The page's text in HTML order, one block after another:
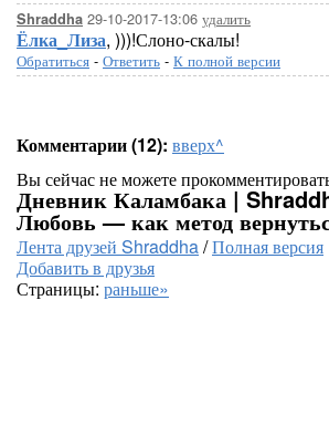
Shraddha 29-10-2017-13:06 удалить
Ёлка_Лиза, )))!Слоно-скалы!
Обратиться - Ответить - К полной версии
Комментарии (12): вверх^
Вы сейчас не можете
Дневник Каламбака |
Любовь — как метод
Лента друзей Shraddha/Полная версия
Добавить в друзья
Страницы: раньше»